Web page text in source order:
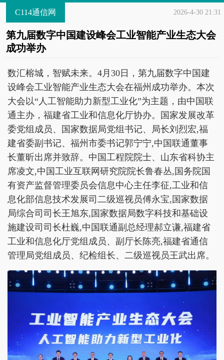
C114通信网 2026-4-30 21:31
第九届数字中国建设峰会工业智能产业生态大会
成功举办
数汇榕城，智赋未来。4月30日，第九届数字中国建
设峰会工业智能产业生态大会在福州成功举办。本次
大会以“人工智能助力新型工业化”为主题，由中国联
通主办，福建省工业和信息化厅协办。国家发展改革
委党组成员、国家数据局党组书记、局长刘烈宏,福
建省委副书记、福州市委书记郭宁宁,中国联通董事
长董昕出席并致辞。中国工程院院士、山东省科协主
席凌文,中国工业互联网研究院院长鲁春丛,国务院国
有资产监督管理委员会信息中心主任李征,工业和信
息化部信息技术发展司二级巡视员傅永宝,国家数据
局综合司司长王旭东,国家数据局数字科技和基础设
施建设司司长杜巍,中国联通副总经理郝立谦,福建省
工业和信息化厅党组成员、副厅长陈亮,福建省通信
管理局党组成员、纪检组长、二级巡视员王武出席。